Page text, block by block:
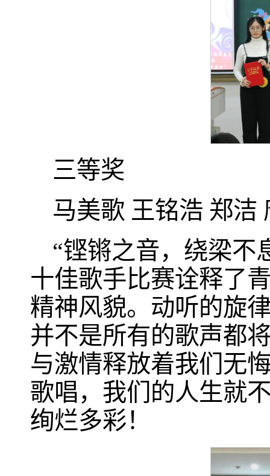
三等奖
马美歌 王铭浩 郑洁
“铿锵之音，绕梁不
十佳歌手比赛诠释了
精神风貌。动听的旋
并不是所有的歌声都
与激情释放着我们无
歌唱，我们的人生就
绚烂多彩！